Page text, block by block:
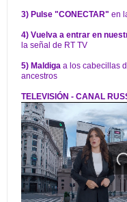
3) Pulse "CONECTAR" en
4) Vuelva a entrar en
la señal de RT TV
5) Maldiga a los cabecillas
ancestros
TELEVISIÓN - CANAL